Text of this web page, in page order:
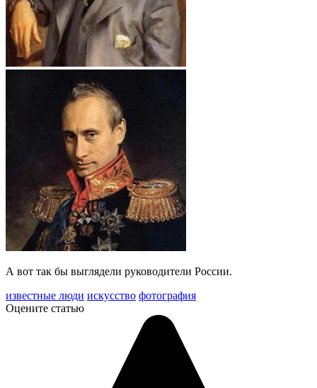
А вот так бы выглядели руководители России.
известные люди искусство фотография
Оцените статью